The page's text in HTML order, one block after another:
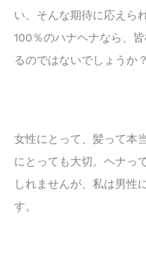
い、そんな期待に応えら
100％のハナヘナなら、
るのではないでしょうか？
女性にとって、髪って本
にとっても大切。ヘナっ
しれませんが、私は男性
す。